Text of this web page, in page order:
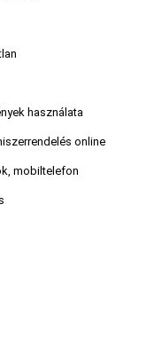
használata
online
mobiltelefon